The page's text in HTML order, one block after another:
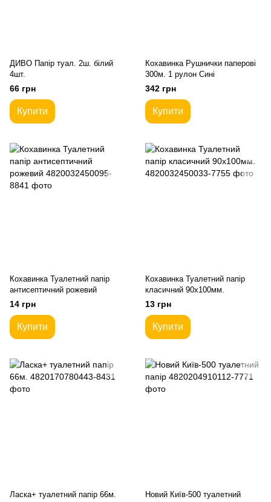
ДИВО Папір туал. 2ш. білий
4шт.
66 грн
Купити
Кохавинка Рушнички паперові
300м. 1 рулон Сині
342 грн
Купити
Кохавинка Туалетний папір
антисептичний рожевий
14 грн
Купити
Кохавинка Туалетний папір
класичний 90х100мм.
13 грн
Купити
Ласка+ туалетний папір 66м.
Новий Київ-500 туалетний